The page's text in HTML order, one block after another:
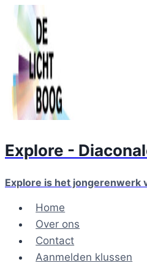
Doorgaan
naar
inhoud
Explore -
Explore is het jongerenwerk
Home
Over ons
Contact
Aanmelden klussen